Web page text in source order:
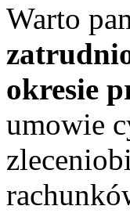
Warto
okresie
umowie